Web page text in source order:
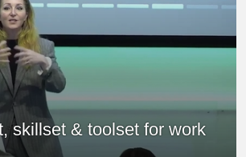
skillset & toolset for work